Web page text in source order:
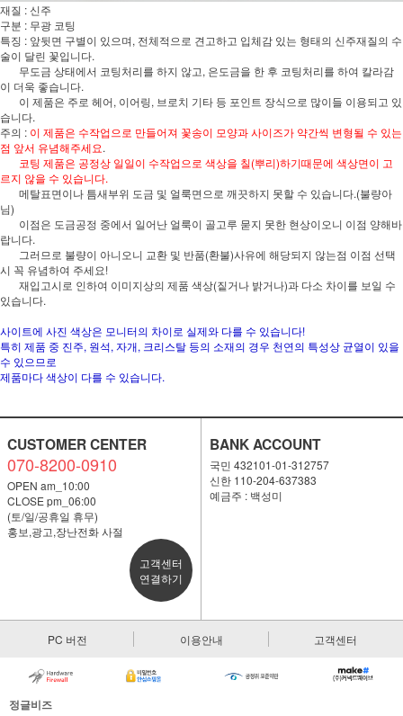
재질 : 신주
구분 : 무광 코팅
특징 : 앞뒷면 구별이 있으며, 전체적으로 견고하고 입체감 있는 형태의 신주재질의 수
술이 달린 꽃입니다.
무도금 상태에서 코팅처리를 하지 않고, 은도금을 한 후 코팅처리를 하여 칼라감
이 더욱 좋습니다.
이 제품은 주로 헤어, 이어링, 브로치 기타 등 포인트 장식으로 많이들 이용되고 있
습니다.
주의 : 이 제품은 수작업으로 만들어져 꽃송이 모양과 사이즈가 약간씩 변형될 수 있는
점 앞서 유념해주세요.
코팅 제품은 공정상 일일이 수작업으로 색상을 칠(뿌리)하기때문에 색상면이 고
르지 않을 수 있습니다.
메탈표면이나 틈새부위 도금 및 얼룩면으로 깨끗하지 못할 수 있습니다.(불량아
님)
이점은 도금공정 중에서 일어난 얼룩이 골고루 묻지 못한 현상이오니 이점 양해바
랍니다.
그러므로 불량이 아니오니 교환 및 반품(환불)사유에 해당되지 않는점 이점 선택
시 꼭 유념하여 주세요!
재입고시로 인하여 이미지상의 제품 색상(짙거나 밝거나)과 다소 차이를 보일 수
있습니다.
사이트에 사진 색상은 모니터의 차이로 실제와 다를 수 있습니다!
특히 제품 중 진주, 원석, 자개, 크리스탈 등의 소재의 경우 천연의 특성상 균열이 있을
수 있으므로
제품마다 색상이 다를 수 있습니다.
CUSTOMER CENTER
070-8200-0910
OPEN am_10:00
CLOSE pm_06:00
(토/일/공휴일 휴무)
홍보,광고,장난전화 사절
고객센터
연결하기
BANK ACCOUNT
국민 432101-01-312757
신한 110-204-637383
예금주 : 백성미
PC 버전 이용안내 고객센터
정글비즈